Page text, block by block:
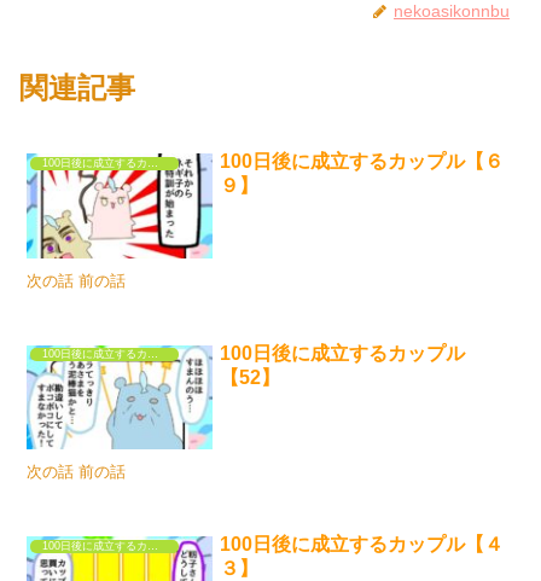
nekoasikonnbu
関連記事
100日後に成立するカップル
100日後に成立するカップル【６
９】
次の話 前の話
100日後に成立するカップル
100日後に成立するカップル
【52】
次の話 前の話
100日後に成立するカップル【４
３】